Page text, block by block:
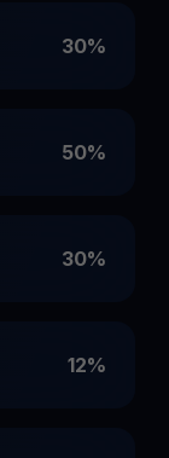
30%
50%
30%
12%